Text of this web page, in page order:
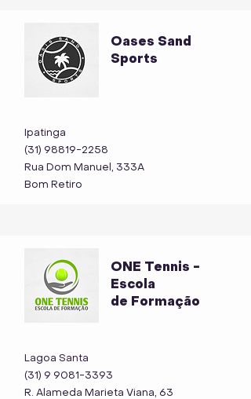
Oases Sand
Sports
Ipatinga
(31) 98819-2258
Rua Dom Manuel, 333A
Bom Retiro
ONE Tennis -
Escola
de Formação
Lagoa Santa
(31) 9 9081-3393
R. Alameda Marieta Viana, 63